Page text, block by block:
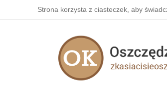
Strona korzysta z ciasteczek, aby